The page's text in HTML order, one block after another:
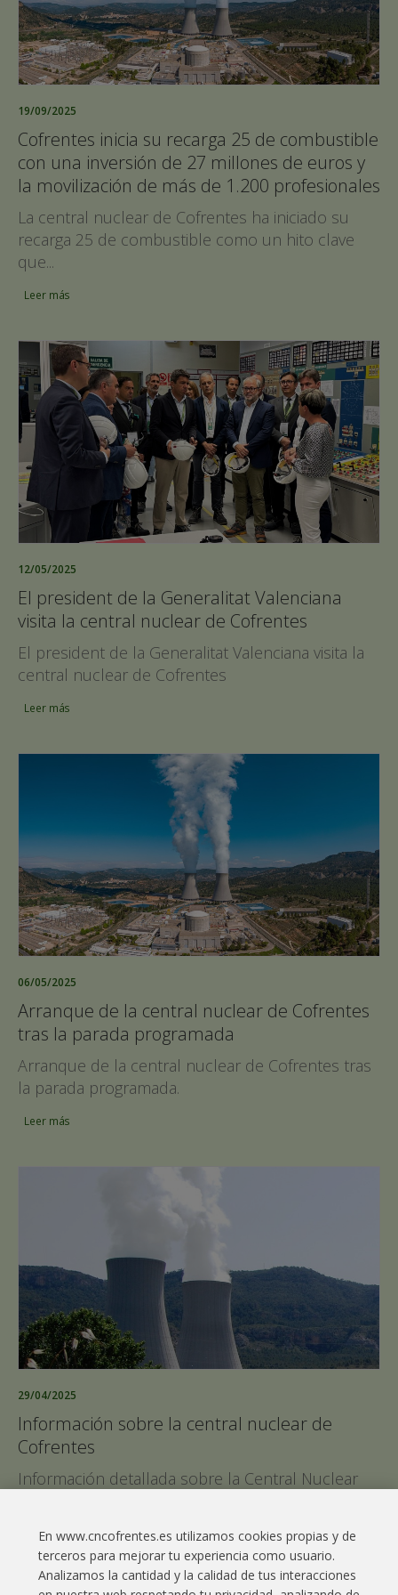
19/09/2025
Cofrentes inicia su recarga 25 de combustible
con una inversión de 27 millones de euros y
la movilización de más de 1.200 profesionales
La central nuclear de Cofrentes ha iniciado su
recarga 25 de combustible como un hito clave
que...
Leer más
12/05/2025
El president de la Generalitat Valenciana
visita la central nuclear de Cofrentes
El president de la Generalitat Valenciana visita la
central nuclear de Cofrentes
Leer más
06/05/2025
Arranque de la central nuclear de Cofrentes
tras la parada programada
Arranque de la central nuclear de Cofrentes tras
la parada programada.
Leer más
29/04/2025
Información sobre la central nuclear de
Cofrentes
Información detallada sobre la Central Nuclear
Leer más
En www.cncofrentes.es utilizamos cookies propias y de
terceros para mejorar tu experiencia como usuario.
Analizamos la cantidad y la calidad de tus interacciones